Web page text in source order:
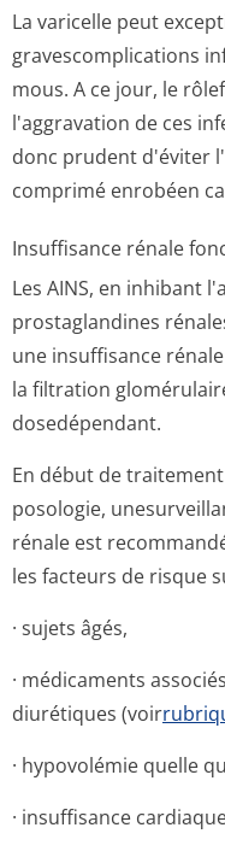
La varicelle peut
gravescomplications
mous. A ce jour, le
l'aggravation de ces
donc prudent d'éviter
comprimé enrobéen
Insuffisance rénale
Les AINS, en inhibant
prostaglandines
une insuffisance
la filtration
dosedépendant.
En début de
posologie,
rénale est
les facteurs de risque
· sujets âgés,
· médicaments
diurétiques (voir
· hypovolémie quelle
· insuffisance